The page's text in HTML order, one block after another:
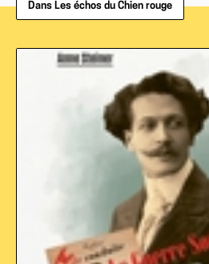
Dans Les échos du Chien rouge